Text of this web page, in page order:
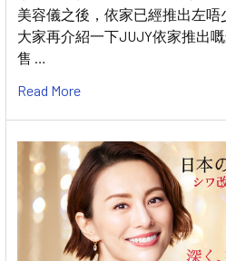
美容儀之後，依家已經推出左
大家再介紹一下JUJY依家推出
售 …
Read More